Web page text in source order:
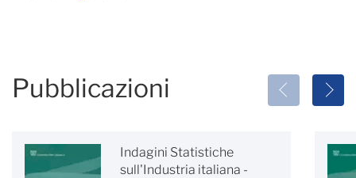
Pubblicazioni
Indagini Statistiche
sull'Industria italiana -